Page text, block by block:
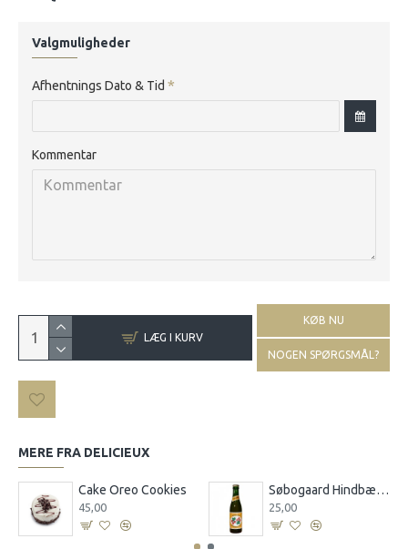
Valgmuligheder
Afhentnings Dato & Tid
Kommentar
LÆG I KURV
KØB NU
NOGEN SPØRGSMÅL?
MERE FRA DELICIEUX
Cake Oreo Cookies
45,00
Søbogaard Hindbærsaft 0,25 l
25,00